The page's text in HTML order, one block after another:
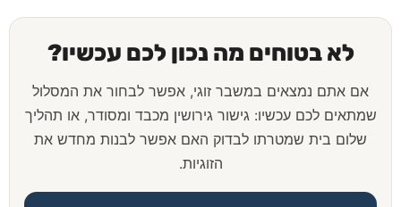
לא בטוחים מה נכון לכם עכשיו?
אם אתם נמצאים במשבר זוגי, אפשר לבחור את המסלול
שמתאים לכם עכשיו: גישור גירושין מכבד ומסודר, או תהליך
שלום בית שמטרתו לבדוק האם אפשר לבנות מחדש את
הזוגיות.